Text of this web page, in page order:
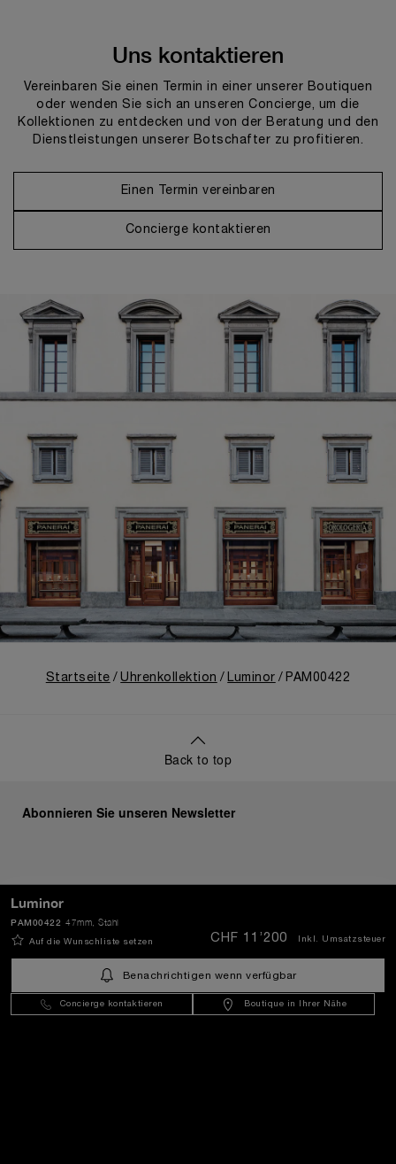
Luminor
47mm , Stahl
PAM00422
Auf die Wunschliste setzen CHF 11’200 Inkl. Umsatzsteuer
Benachrichtigen wenn verfügbar
Concierge kontaktieren Boutique in Ihrer Nähe
Uns kontaktieren
Vereinbaren Sie einen Termin in einer unserer Boutiquen
oder wenden Sie sich an unseren Concierge, um die
Kollektionen zu entdecken und von der Beratung und den
Dienstleistungen unserer Botschafter zu profitieren.
Einen Termin vereinbaren
Concierge kontaktieren
Startseite Uhrenkollektion Luminor PAM00422
Back to top
Abonnieren Sie unseren Newsletter
Schweiz(CHF CHF)- DE